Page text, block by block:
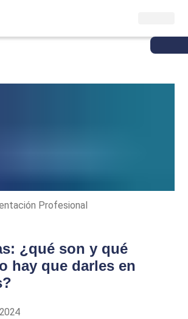
Profesional
¿qué son y qué
hay que darles en